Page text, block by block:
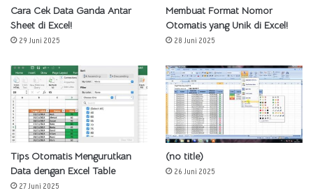
Cara Cek Data Ganda Antar
Sheet di Excel!
29 Juni 2025
Membuat Format Nomor
Otomatis yang Unik di Excel!
28 Juni 2025
Tips Otomatis Mengurutkan
Data dengan Excel Table
27 Juni 2025
(no title)
26 Juni 2025